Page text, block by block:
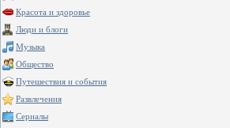
Красота и здоровье
Люди и блоги
Музыка
Общество
Путешествия и события
Развлечения
Сериалы